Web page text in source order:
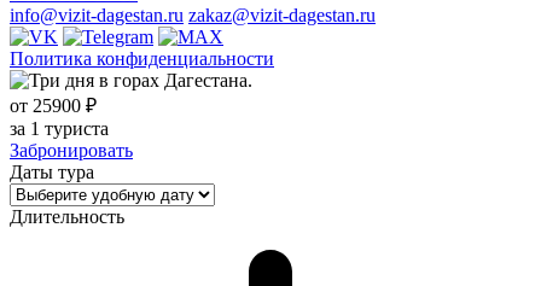
info@vizit-dagestan.ru zakaz@vizit-dagestan.ru
Политика конфиденциальности
от 25900 ₽
за 1 туриста
Забронировать
Даты тура
Длительность